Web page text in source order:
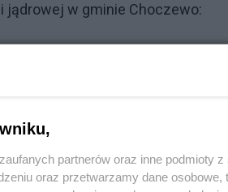
w gminie Choczewo:
Nadmorskich Bałtyckie SOS;
Reklama
partnerów oraz inne podmioty
oraz przetwarzamy dane